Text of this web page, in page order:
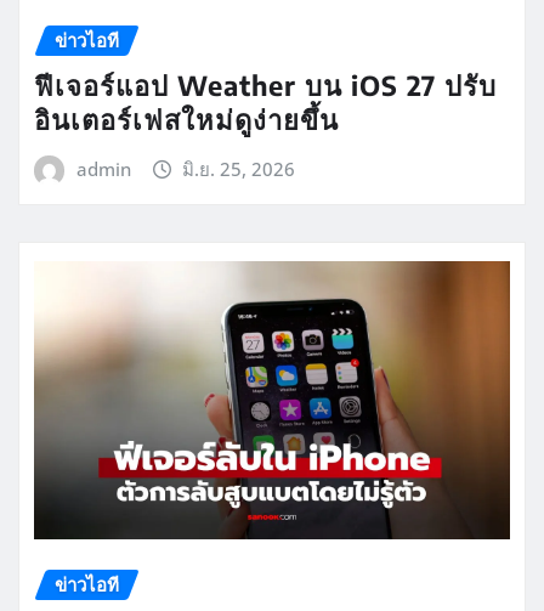
ข่าวไอที
ฟีเจอร์แอป Weather บน iOS 27 ปรับ
อินเตอร์เฟสใหม่ดูง่ายขึ้น
admin มิ.ย. 25, 2026
ข่าวไอที